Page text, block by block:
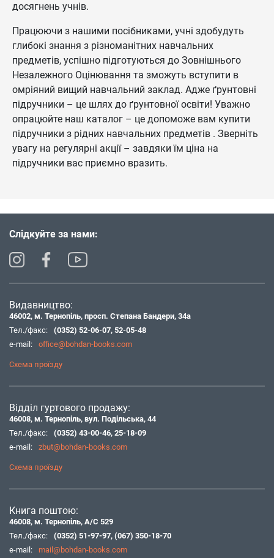
досягнень учнів.
Працюючи з нашими посібниками, учні здобудуть
глибокі знання з різноманітних навчальних
предметів, успішно підготуються до Зовнішнього
Незалежного Оцінювання та зможуть вступити в
омріяний вищий навчальний заклад. Адже ґрунтовні
підручники – це шлях до ґрунтовної освіти! Уважно
опрацюйте наш каталог – це допоможе вам купити
підручники з рідних навчальних предметів . Зверніть
увагу на регулярні акції – завдяки їм ціна на
підручники вас приємно вразить.
Слідкуйте за нами:
Видавництво:
46002, м. Тернопіль, просп. Степана Бандери, 34а
Тел./факс:
(0352) 52-06-07, 52-05-48
e-mail:
office@bohdan-books.com
Схема проїзду
Відділ гуртового продажу:
46008, м. Тернопіль, вул. Подільська, 44
Тел./факс:
(0352) 43-00-46, 25-18-09
e-mail:
zbut@bohdan-books.com
Схема проїзду
Книга поштою:
46008, м. Тернопіль, А/С 529
Тел./факс:
(0352) 51-97-97, (067) 350-18-70
e-mail:
mail@bohdan-books.com